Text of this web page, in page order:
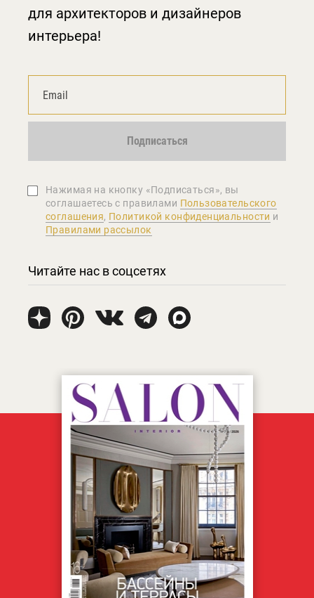
для архитекторов и дизайнеров
интерьера!
Подписаться
Нажимая на кнопку «Подписаться», вы
соглашаетеcь с правилами Пользовательского
соглашения, Политикой конфиденциальности и
Правилами рассылок
Читайте нас в соцсетях